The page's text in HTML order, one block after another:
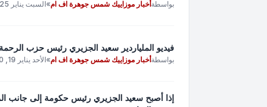
بواسطةأخبار موزاييك شمس جوهرة اف ام»السبت يناير 25, 2020 9:28 am
فيديو الملياردير سعيد الجزيري رئيس حزب
بواسطةأخبار موزاييك شمس جوهرة اف ام»الأحد يناير 19, 2020 12:52 pm
إذا أصبح سعيد الجزيري رئيس حكومة إلى جانب